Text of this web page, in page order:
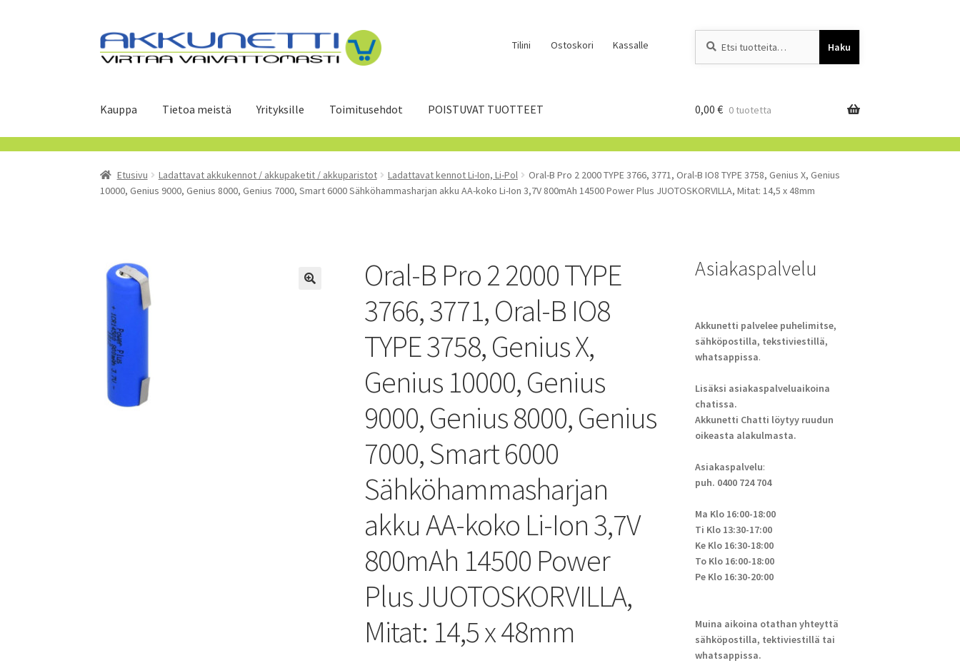
Siirry
navigointiin
Siirry
sisältöön
Tilini Ostoskori Kassalle Haku
Kauppa Tietoa meistä Yrityksille Toimitusehdot POISTUVAT TUOTTEET 0,00 € 0 tuotetta
Etusivu Ladattavat akkukennot / akkupaketit / akkuparistot Ladattavat kennot Li-Ion, Li-Pol
Oral-B Pro 2 2000 TYPE 3766, 3771, Oral-B IO8 TYPE 3758, Genius X, Genius
10000, Genius 9000, Genius 8000, Genius 7000, Smart 6000 Sähköhammasharjan akku AA-koko Li-Ion 3,7V 800mAh 14500 Power Plus JUOTOSKORVILLA, Mitat: 14,5 x 48mm
Oral-B Pro 2 2000 TYPE
3766, 3771, Oral-B IO8
TYPE 3758, Genius X,
Genius 10000, Genius
9000, Genius 8000, Genius
7000, Smart 6000
Sähköhammasharjan
akku AA-koko Li-Ion 3,7V
800mAh 14500 Power
Plus JUOTOSKORVILLA,
Mitat: 14,5 x 48mm
Asiakaspalvelu
Akkunetti palvelee puhelimitse,
sähköpostilla, tekstiviestillä,
whatsappissa.
Lisäksi asiakaspalveluaikoina
chatissa.
Akkunetti Chatti löytyy ruudun
oikeasta alakulmasta.
Asiakaspalvelu:
puh. 0400 724 704
Ma Klo 16:00-18:00
Ti Klo 13:30-17:00
Ke Klo 16:30-18:00
To Klo 16:00-18:00
Pe Klo 16:30-20:00
Muina aikoina otathan yhteyttä
sähköpostilla, tektiviestillä tai
whatsappissa.